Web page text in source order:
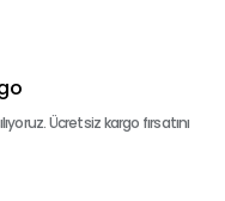
Ücretsiz kargo fırsatını